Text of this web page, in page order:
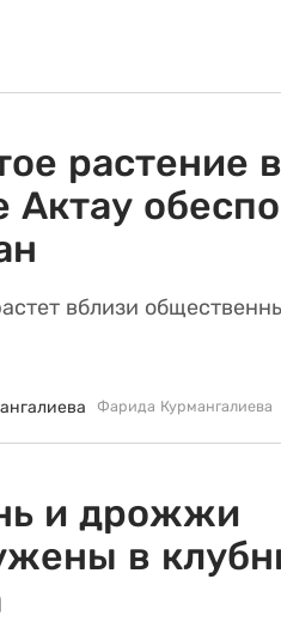
растение в
Актау
вблизи
Фарида Курмангалиева
и дрожжи
в